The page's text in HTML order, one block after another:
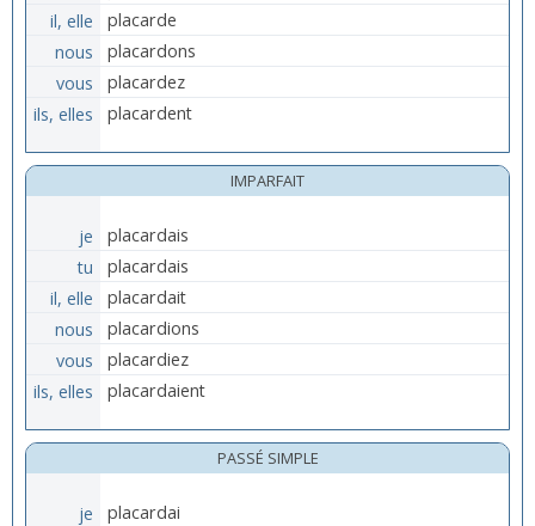
il, elle
placarde
nous
placardons
vous
placardez
ils, elles
placardent
IMPARFAIT
je
placardais
tu
placardais
il, elle
placardait
nous
placardions
vous
placardiez
ils, elles
placardaient
PASSÉ SIMPLE
je
placardai